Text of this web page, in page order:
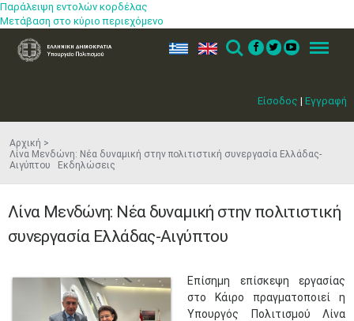
Παράλειψη εντολών κορδέλας
Μετάβαση στο κύριο περιεχόμενο
Είσοδος | Εγγραφή
ελ en Search Menu
Αρχική
Λίνα Μενδώνη: Νέα δυναμική στην πολιτιστική συνεργασία Ελλάδας-
Αιγύπτου Εκδηλώσεις
Λίνα Μενδώνη: Νέα δυναμική στην πολιτιστική
συνεργασία Ελλάδας-Αιγύπτου
Επίσημη επίσκεψη εργασίας
στο Κάιρο πραγματοποιεί η
Υπουργός Πολιτισμού Λίνα